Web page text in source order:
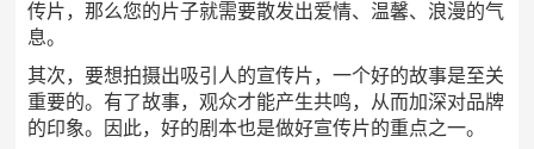
传片，那么您的片子就需要散发出爱情、温馨、浪漫的气
息。
其次，要想拍摄出吸引人的宣传片，一个好的故事是至关
重要的。有了故事，观众才能产生共鸣，从而加深对品牌
的印象。因此，好的剧本也是做好宣传片的重点之一。